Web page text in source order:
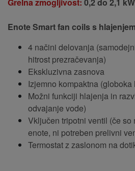
Enote Smart fan coils s
4 načini delovanja
hitrost prezračevanja)
Ekskluzivna zasnova
Izjemno kompaktna (globoka
Možni funkciji hlajenja in
odvajanje vode)
Vključen tripotni ventil (če so
enote, ni potreben prelivni
Termostat z zaslonom na